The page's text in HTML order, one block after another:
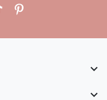

